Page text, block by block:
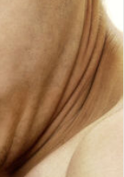
ل